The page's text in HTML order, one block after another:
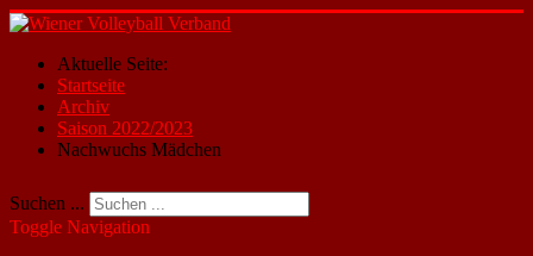
Aktuelle Seite:
Startseite
Archiv
Saison 2022/2023
Nachwuchs Mädchen
Suchen ...
Toggle Navigation